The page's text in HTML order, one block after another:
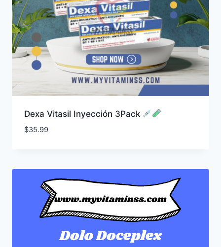
Dexa Vitasil Inyección 3Pack
$35.99